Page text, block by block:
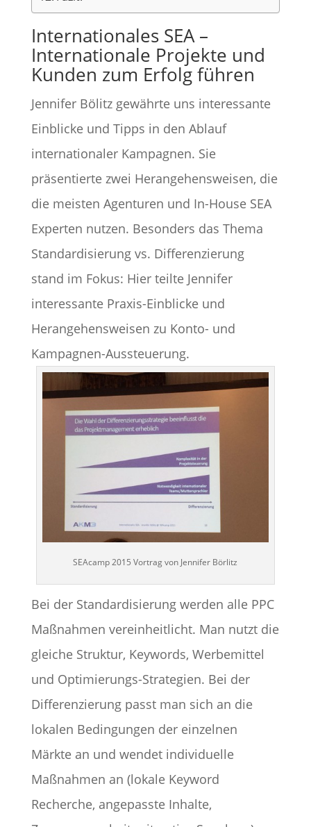
Internationales SEA –
Internationale Projekte und
Kunden zum Erfolg führen
Jennifer Bölitz gewährte uns interessante
Einblicke und Tipps in den Ablauf
internationaler Kampagnen. Sie
präsentierte zwei Herangehensweisen, die
die meisten Agenturen und In-House SEA
Experten nutzen. Besonders das Thema
Standardisierung vs. Differenzierung
stand im Fokus: Hier teilte Jennifer
interessante Praxis-Einblicke und
Herangehensweisen zu Konto- und
Kampagnen-Aussteuerung.
SEAcamp 2015 Vortrag von Jennifer Börlitz
Bei der Standardisierung werden alle PPC
Maßnahmen vereinheitlicht. Man nutzt die
gleiche Struktur, Keywords, Werbemittel
und Optimierungs-Strategien. Bei der
Differenzierung passt man sich an die
lokalen Bedingungen der einzelnen
Märkte an und wendet individuelle
Maßnahmen an (lokale Keyword
Recherche, angepasste Inhalte,